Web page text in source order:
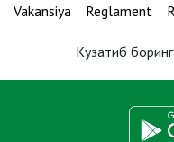
Vakansiya
Reglament
Кузатиб